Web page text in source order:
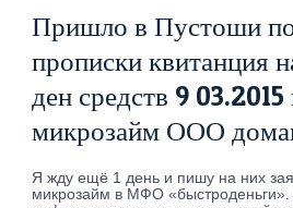
Пришло в Пустоши
прописки квитанция
ден средств 9 03.2015
микрозайм ООО
Я жду ещё 1 день и пишу на них
микрозайм в МФО